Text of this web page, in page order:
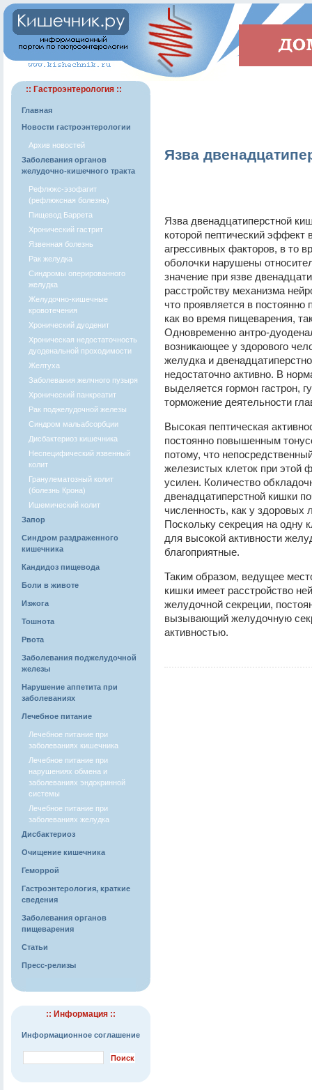
:: Гастроэнтерология ::
Главная
Новости гастроэнтерологии
Архив новостей
Заболевания органов
желудочно-кишечного тракта
Рефлюкс-эзофагит
(рефлюксная болезнь)
Пищевод Баррета
Хронический гастрит
Язвенная болезнь
Рак желудка
Синдромы оперированного
желудка
Желудочно-кишечные
кровотечения
Хронический дуоденит
Хроническая недостаточность
дуоденальной проходимости
Желтуха
Заболевания желчного пузыря
Хронический панкреатит
Рак поджелудочной железы
Синдром мальабсорбции
Дисбактериоз кишечника
Неспецифический язвенный
колит
Гранулематозный колит
(болезнь Крона)
Ишемический колит
Запор
Синдром раздраженного
кишечника
Кандидоз пищевода
Боли в животе
Изжога
Тошнота
Рвота
Заболевания поджелудочной
железы
Нарушение аппетита при
заболеваниях
Лечебное питание
Лечебное питание при
заболеваниях кишечника
Лечебное питание при
нарушениях обмена и
заболеваниях эндокринной
системы
Лечебное питание при
заболеваниях желудка
Дисбактериоз
Очищение кишечника
Геморрой
Гастроэнтерология, краткие
сведения
Заболевания органов
пищеварения
Статьи
Пресс-релизы
:: Информация ::
Информационное соглашение
Язва
Язва двенадцатиперстной
которой пептический эффект
агрессивных факторов, в то
оболочки нарушены
значение при язве
расстройству механизма
что проявляется в
как во время пищеварения,
Одновременно антро-
возникающее у здорового
желудка и
недостаточно активно. В
выделяется гормон гастрон,
торможение деятельности
Высокая пептическая
постоянно повышенным
потому, что
железистых клеток при этой
усилен. Количество
двенадцатиперстной кишки
численность, как у здоровых
Поскольку секреция на одну
для высокой активности
благоприятные.
Таким образом, ведущее
кишки имеет расстройство
желудочной секреции,
вызывающий желудочную
активностью.